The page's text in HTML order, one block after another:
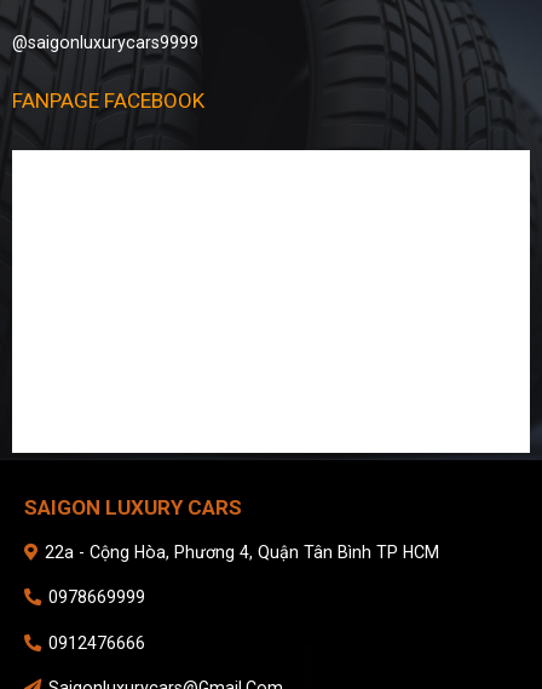
@saigonluxurycars9999
FANPAGE FACEBOOK
SAIGON LUXURY CARS
22a - Cộng Hòa, Phương 4, Quận Tân Bình TP HCM
0978669999
0912476666